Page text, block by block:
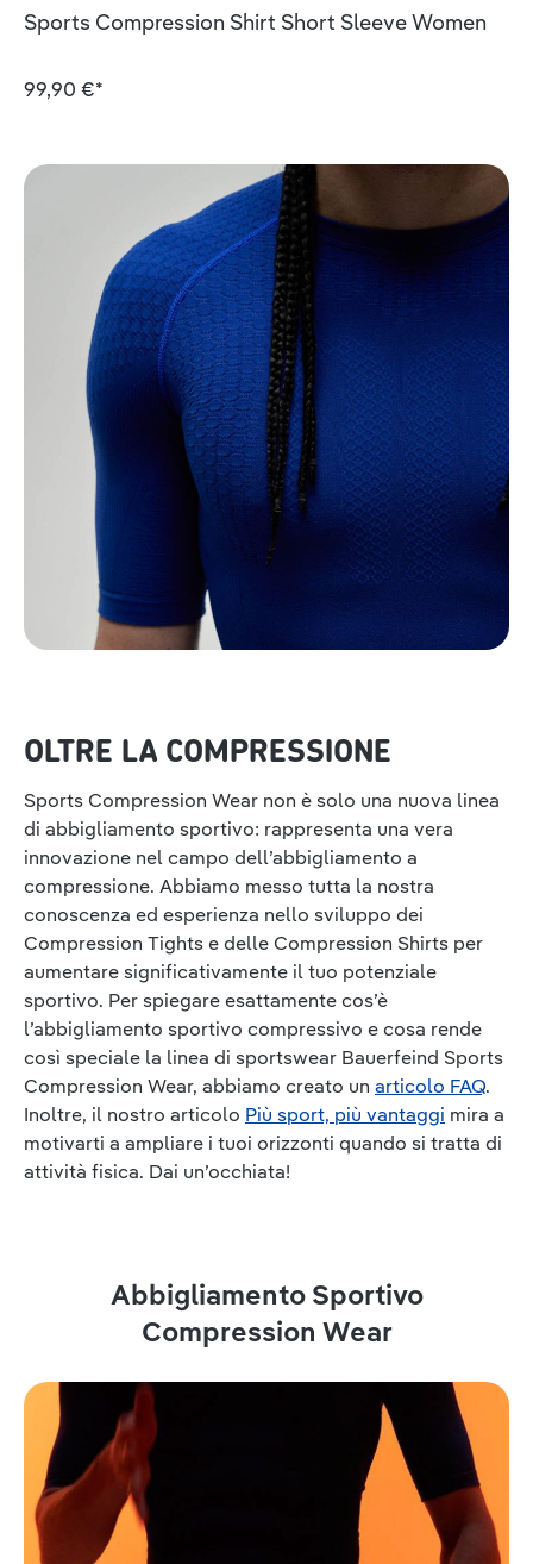
Sports Compression Shirt Short Sleeve Women
99,90 €*
OLTRE LA COMPRESSIONE
Sports Compression Wear non è solo una nuova linea
di abbigliamento sportivo: rappresenta una vera
innovazione nel campo dell’abbigliamento a
compressione. Abbiamo messo tutta la nostra
conoscenza ed esperienza nello sviluppo dei
Compression Tights e delle Compression Shirts per
aumentare significativamente il tuo potenziale
sportivo. Per spiegare esattamente cos’è
l’abbigliamento sportivo compressivo e cosa rende
così speciale la linea di sportswear Bauerfeind Sports
Compression Wear, abbiamo creato un articolo FAQ.
Inoltre, il nostro articolo Più sport, più vantaggi mira a
motivarti a ampliare i tuoi orizzonti quando si tratta di
attività fisica. Dai un’occhiata!
Abbigliamento Sportivo
Compression Wear